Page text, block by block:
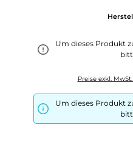
Um dieses Produkt
Preise exkl.
Um dieses Produkt